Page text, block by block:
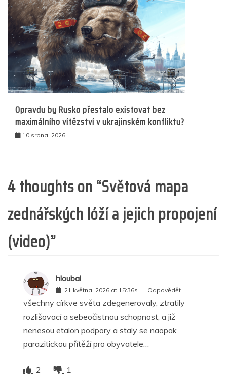
Opravdu by Rusko přestalo existovat bez
maximálního vítězství v ukrajinském konfliktu?
10 srpna, 2026
4 thoughts on “Světová mapa
zednářských lóží a jejich propojení
(video)”
hloubal
21 května, 2026 at 15:36s Odpovědět
všechny církve světa zdegenerovaly, ztratily
rozlišovací a sebeočistnou schopnost, a již
nenesou etalon podpory a staly se naopak
parazitickou přítěží pro obyvatele…
2 1